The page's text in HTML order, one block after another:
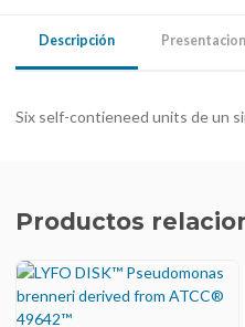
Descripción
Six self-contieneed units de un
Productos